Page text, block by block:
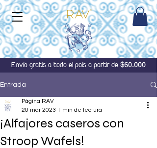
Envío gratis a todo el país a partir de $60.000
Entrada
¡Alfajores caseros con
Stroop Wafels!
Página RAV
20 mar 2023 1 min de lectura